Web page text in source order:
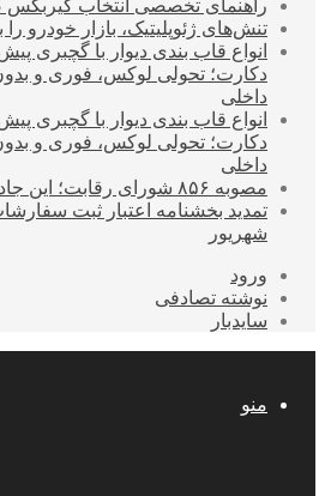
راهنمای تخصصی انتخاب گیربکس
تنش‌های ژئوپلیتیک، بازار خودرو
انواع قاب بندی دیوار با گچبری
دکارت؛ تحولی لوکس، فوری و
داخلی
انواع قاب بندی دیوار با گچبری
دکارت؛ تحولی لوکس، فوری و
داخلی
مصوبه ۸۵۶ شورای رقابت؛ این جاده یک‌طرفه است
شهریور
ورود
نوشته تصادفی
سایدبار
منو